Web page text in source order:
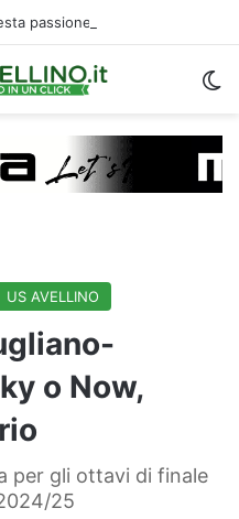
US AVELLINO
o Now,
per gli ottavi di finale
25